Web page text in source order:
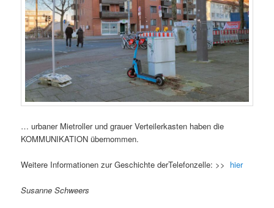
… urbaner Mietroller und grauer Verteilerkasten haben die
KOMMUNIKATION übernommen.
Weitere Informationen zur Geschichte derTelefonzelle: >> hier
Susanne Schweers